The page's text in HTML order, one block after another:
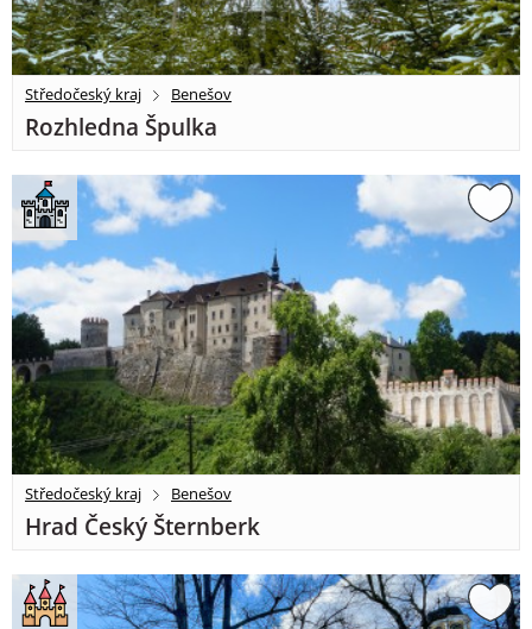
Středočeský kraj Benešov
Rozhledna Špulka
Středočeský kraj Benešov
Hrad Český Šternberk